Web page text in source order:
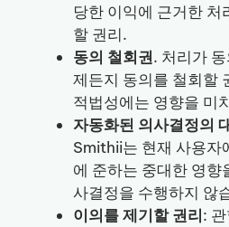
당한 이익에 근거한 처
할 권리.
동의 철회권. 처리가
제든지 동의를 철회할
적법성에는 영향을 미
자동화된 의사결정의
Smithii는 현재 사용자
에 준하는 중대한 영향
사결정을 수행하지 않
이의를 제기할 권리: